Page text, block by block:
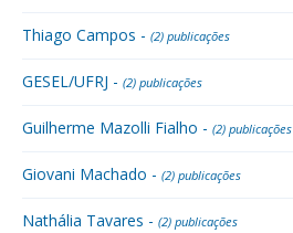
Thiago Campos - (2) publicações
GESEL/UFRJ - (2) publicações
Guilherme Mazolli Fialho - (2) publicações
Giovani Machado - (2) publicações
Nathália Tavares - (2) publicações